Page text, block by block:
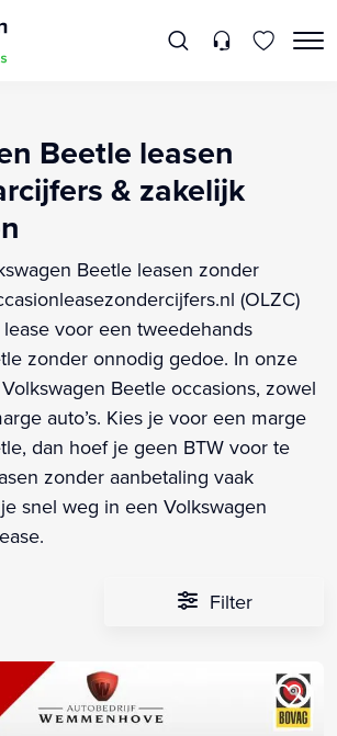
Beetle leasen
& zakelijk
Beetle leasen zonder
(OLZC)
voor een tweedehands
zonder onnodig gedoe. In onze
Beetle occasions, zowel
auto’s. Kies je voor een marge
dan hoef je geen BTW voor te
zonder aanbetaling vaak
snel weg in een Volkswagen
Filter